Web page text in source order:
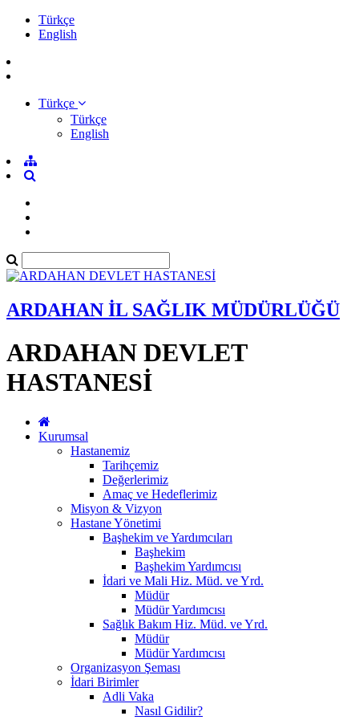
Türkçe
English
Türkçe
Türkçe
English
ARDAHAN İL SAĞLIK MÜDÜRLÜĞÜ
ARDAHAN DEVLET
HASTANESİ
Kurumsal
Hastanemiz
Tarihçemiz
Değerlerimiz
Amaç ve Hedeflerimiz
Misyon & Vizyon
Hastane Yönetimi
Başhekim ve Yardımcıları
Başhekim
Başhekim Yardımcısı
İdari ve Mali Hiz. Müd. ve Yrd.
Müdür
Müdür Yardımcısı
Sağlık Bakım Hiz. Müd. ve Yrd.
Müdür
Müdür Yardımcısı
Organizasyon Şeması
İdari Birimler
Adli Vaka
Nasıl Gidilir?